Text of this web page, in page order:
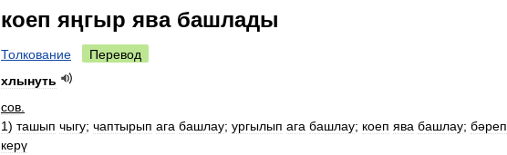
коеп яңгыр ява башлады
Толкование Перевод
хлынуть
сов
1) ташып чыгу; чаптырып ага башлау; ургылып ага башлау; коеп ява башлау; бәреп
керү